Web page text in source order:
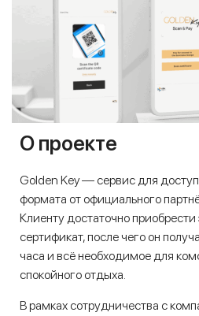
О проекте
Golden Key — сервис для
формата от официального
Клиенту достаточно
сертификат, после чего он
часа и всё необходимое для
спокойного отдыха.
В рамках сотрудничества с